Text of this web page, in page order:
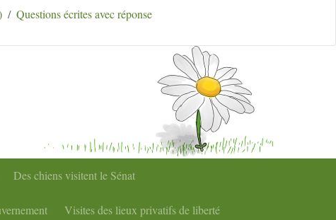
Des chiens visitent le Sénat
Visites des lieux privatifs de liberté
Questions écrites avec réponse